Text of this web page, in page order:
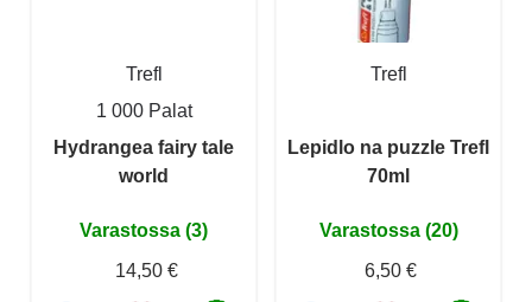
Trefl
1 000 Palat
Hydrangea fairy tale
world
Varastossa (3)
14,50 €
Trefl
Lepidlo na puzzle Trefl
70ml
Varastossa (20)
6,50 €